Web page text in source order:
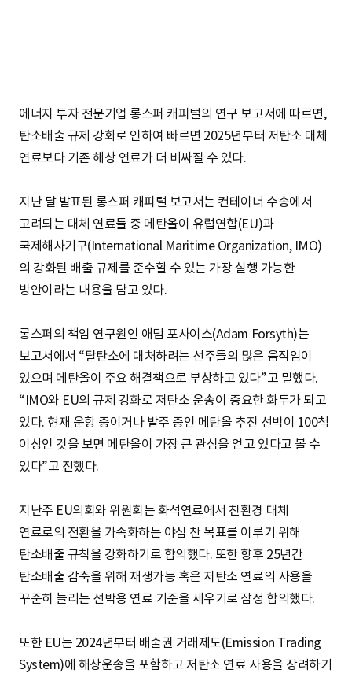
에너지 투자 전문기업 롱스퍼 캐피털의 연구 보고서에 따르면,
탄소배출 규제 강화로 인하여 빠르면 2025년부터 저탄소 대체
연료보다 기존 해상 연료가 더 비싸질 수 있다.
지난 달 발표된 롱스퍼 캐피털 보고서는 컨테이너 수송에서
고려되는 대체 연료들 중 메탄올이 유럽연합(EU)과
국제해사기구(International Maritime Organization, IMO)
의 강화된 배출 규제를 준수할 수 있는 가장 실행 가능한
방안이라는 내용을 담고 있다.
롱스퍼의 책임 연구원인 애덤 포사이스(Adam Forsyth)는
보고서에서 “탈탄소에 대처하려는 선주들의 많은 움직임이
있으며 메탄올이 주요 해결책으로 부상하고 있다”고 말했다.
“IMO와 EU의 규제 강화로 저탄소 운송이 중요한 화두가 되고
있다. 현재 운항 중이거나 발주 중인 메탄올 추진 선박이 100척
이상인 것을 보면 메탄올이 가장 큰 관심을 얻고 있다고 볼 수
있다”고 전했다.
지난주 EU의회와 위원회는 화석연료에서 친환경 대체
연료로의 전환을 가속화하는 야심 찬 목표를 이루기 위해
탄소배출 규칙을 강화하기로 합의했다. 또한 향후 25년간
탄소배출 감축을 위해 재생가능 혹은 저탄소 연료의 사용을
꾸준히 늘리는 선박용 연료 기준을 세우기로 잠정 합의했다.
또한 EU는 2024년부터 배출권 거래제도(Emission Trading
System)에 해상운송을 포함하고 저탄소 연료 사용을 장려하기